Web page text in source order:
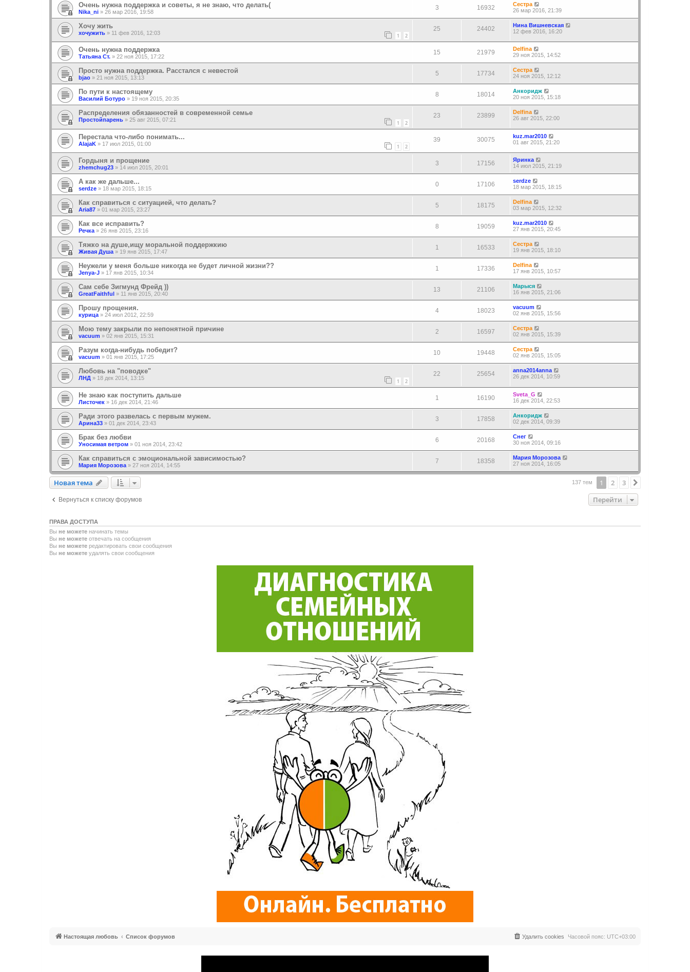
Очень нужна поддержка и советы, я не знаю, что делать(
Nika_ni » 26 мар 2016, 19:58
3 16932
Сестра
26 мар 2016, 21:39
Хочу жить
хочужить » 11 фев 2016, 12:03 1 2
25 24402
Нина Вишневская
12 фев 2016, 16:20
Очень нужна поддержка
Татьяна Ст. » 22 ноя 2015, 17:22
15 21979
Delfina
29 ноя 2015, 14:52
Просто нужна поддержка. Расстался с невестой
bjao » 21 ноя 2015, 13:13
5 17734
Сестра
24 ноя 2015, 12:12
По пути к настоящему
Василий Ботуро » 19 ноя 2015, 20:35
8 18014
Анкоридж
20 ноя 2015, 15:18
Распределения обязанностей в современной семье
Простойпарень » 25 авг 2015, 07:21 1 2
23 23899
Delfina
26 авг 2015, 22:00
Перестала что-либо понимать...
AlajaK » 17 июл 2015, 01:00 1 2
39 30075
kuz.mar2010
01 авг 2015, 21:20
Гордыня и прощение
zhemchug23 » 14 июл 2015, 20:01
3 17156
Яринка
14 июл 2015, 21:19
А как же дальше...
serdze » 18 мар 2015, 18:15
0 17106
serdze
18 мар 2015, 18:15
Как справиться с ситуацией, что делать?
Aria87 » 01 мар 2015, 23:27
5 18175
Delfina
03 мар 2015, 12:32
Как все исправить?
Речка» 26 янв 2015, 23:16
8 19059
kuz.mar2010
27 янв 2015, 20:45
Тяжко на душе,ищу моральной поддержкию
Живая Душа» 19 янв 2015, 17:47
1 16533
Сестра
19 янв 2015, 18:10
Неужели у меня больше никогда не будет личной жизни??
Jenya-J » 17 янв 2015, 10:34
1 17336
Delfina
17 янв 2015, 10:57
Сам себе Зигмунд Фрейд ))
GreatFaithful » 11 янв 2015, 20:40
13 21106
Марыся
16 янв 2015, 21:06
Прошу прощения.
курица» 24 июл 2012, 22:59
4 18023
vacuum
02 янв 2015, 15:56
Мою тему закрыли по непонятной причине
vacuum » 02 янв 2015, 15:31
2 16597
Сестра
02 янв 2015, 15:39
Разум когда-нибудь победит?
vacuum » 01 янв 2015, 17:25
10 19448
Сестра
02 янв 2015, 15:05
Любовь на "поводке"
ЛНД » 18 дек 2014, 13:15 1 2
22 25654
anna2014anna
26 дек 2014, 10:59
Не знаю как поступить дальше
Листочек » 16 дек 2014, 21:46
1 16190
Sveta_G
16 дек 2014, 22:53
Ради этого развелась с первым мужем.
Арина33 » 01 дек 2014, 23:43
3 17858
Анкоридж
02 дек 2014, 09:39
Брак без любви
Уносимая ветром » 01 ноя 2014, 23:42
6 20168
Снег
30 ноя 2014, 09:16
Как справиться с эмоциональной зависимостью?
Мария Морозова » 27 ноя 2014, 14:55
7 18358
Мария Морозова
27 ноя 2014, 16:05
Новая тема
Новаятема 137 тем 1 2 3
Вернуться к списку форумов Перейти
ПРАВА ДОСТУПА
Вы не можете начинать темы
Вы не можете отвечать на сообщения
Вы не можете редактировать свои сообщения
Вы не можете удалять свои сообщения
Настоящая любовь Список форумов Часовой пояс: UTC+03:00
Удалить cookies